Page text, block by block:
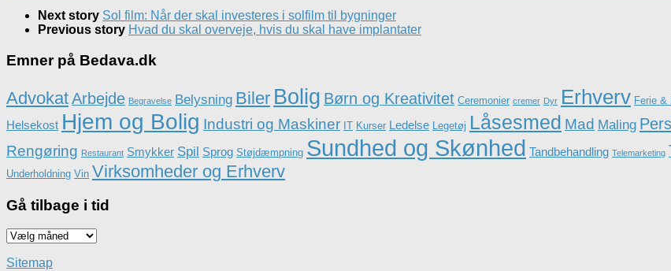
Next story Sol film: Når der skal investeres i solfilm til bygninger
Previous story Hvad du skal overveje, hvis du skal have implantater
Emner på Bedava.dk
AdvokatArbejde Begravelse Belysning Biler Bolig Børn og Kreativitet Ceremonier cremer Dyr Erhverv Ferie &
Helsekost Hjem og Bolig Industri og Maskiner IT Kurser Ledelse Legetøj Låsesmed Mad Maling
Rengøring Restaurant Smykker Spil Sprog Støjdæmpning Sundhed og Skønhed Tandbehandling Telemarketing
Underholdning Vin Virksomheder og Erhverv
Gå tilbage i tid
Gå
iSitemap